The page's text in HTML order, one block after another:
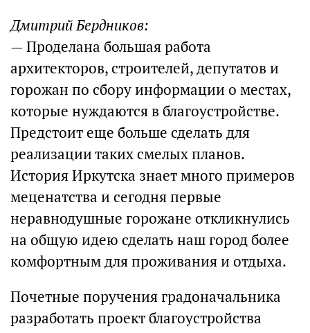
Дмитрий Бердников:
— Проделана большая работа
архитекторов, строителей, депутатов и
горожан по сбору информации о местах,
которые нуждаются в благоустройстве.
Предстоит еще больше сделать для
реализации таких смелых планов.
История Иркутска знает много примеров
меценатства и сегодня первые
неравнодушные горожане откликнулись
на общую идею сделать наш город более
комфортным для проживания и отдыха.
Почетные поручения градоначальника
разработать проект благоустройства